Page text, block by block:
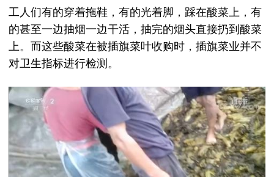
工人们有的穿着拖鞋，有的光着脚，踩在酸菜上，有
的甚至一边抽烟一边干活，抽完的烟头直接扔到酸菜
上。而这些酸菜在被插旗菜叶收购时，插旗菜业并不
对卫生指标进行检测。